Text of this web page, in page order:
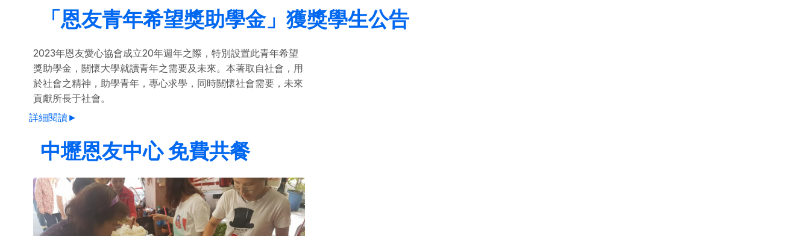
「恩友青年希望獎助學金」獲獎學生公告
2023年恩友愛心協會成立20年週年之際，特別設置此青年希望
獎助學金，關懷大學就讀青年之需要及未來。本著取自社會，用
於社會之精神，助學青年，專心求學，同時關懷社會需要，未來
貢獻所長于社會。
詳細閱讀►
中壢恩友中心 免費共餐